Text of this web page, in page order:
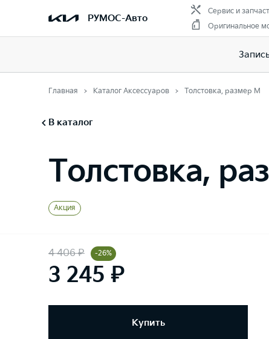
РУМОС-Авто
Сервис и
Оригинальное
Главная Каталог Аксессуаров Толстовка, размер M
В каталог
Толстовка,
Акция
4 406 ₽ -26%
3 245 ₽
Купить